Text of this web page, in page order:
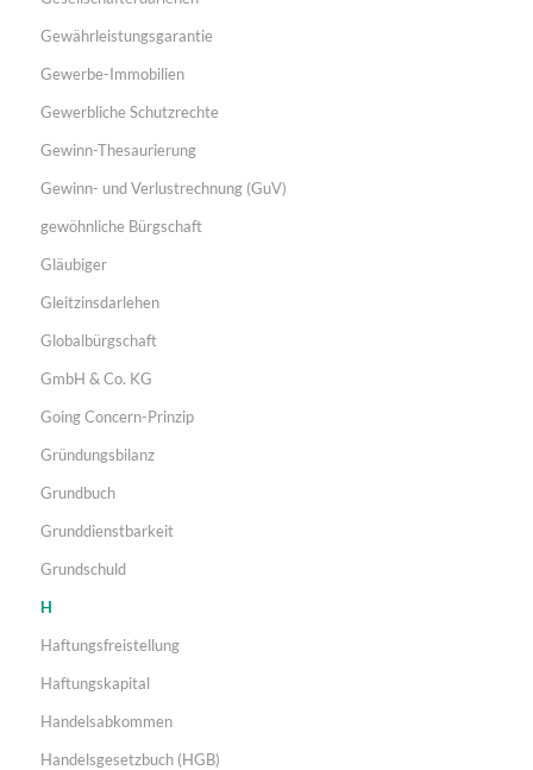
Gewährleistungsgarantie
Gewerbe-Immobilien
Gewerbliche Schutzrechte
Gewinn-Thesaurierung
Gewinn- und Verlustrechnung (GuV)
gewöhnliche Bürgschaft
Gläubiger
Gleitzinsdarlehen
Globalbürgschaft
GmbH & Co. KG
Going Concern-Prinzip
Gründungsbilanz
Grundbuch
Grunddienstbarkeit
Grundschuld
H
Haftungsfreistellung
Haftungskapital
Handelsabkommen
Handelsgesetzbuch (HGB)